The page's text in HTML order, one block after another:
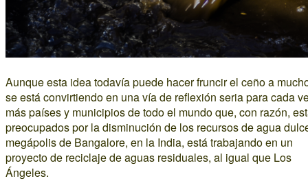
Aunque esta idea todavía puede hacer fruncir el ceño a
se está convirtiendo en una vía de reflexión seria para cada
más países y municipios de todo el mundo que, con razón,
preocupados por la disminución de los recursos de agua
megápolis de Bangalore, en la India, está trabajando en un
proyecto de reciclaje de aguas residuales, al igual que Los
Ángeles.